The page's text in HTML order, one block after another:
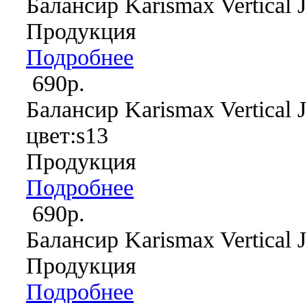
Балансир Karismax Vertical
Продукция
Подробнее
690р.
Балансир Karismax Vertical
цвет:s13
Продукция
Подробнее
690р.
Балансир Karismax Vertical
Продукция
Подробнее